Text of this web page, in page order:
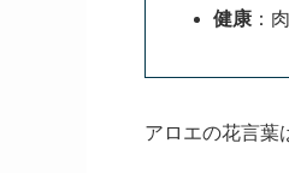
健康 ：
アロエの花言葉